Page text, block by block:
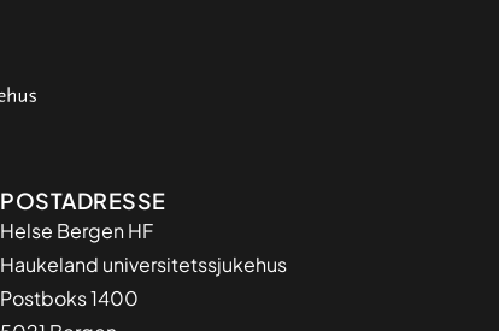
Adresse
POSTADRESSE
Helse Bergen HF
Haukeland universitetssjukehus
Postboks 1400